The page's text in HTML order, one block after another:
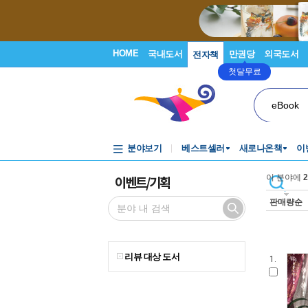
HOME 국내도서 전자책 만권당
첫달무료
외국도서
eBook
분야보기 베스트셀러 새로나온책 이
이벤트/기획
리뷰 대상 도서
이 분야에 2
판매량순
1.